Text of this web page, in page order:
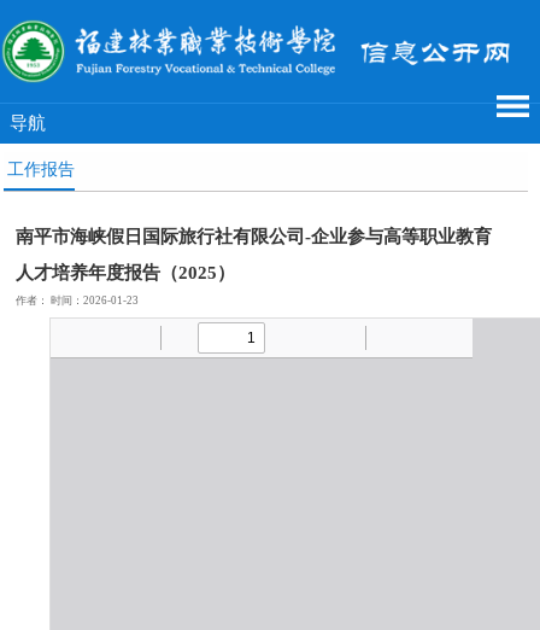
导航
工作报告
南平市海峡假日国际旅行社有限公司-企业参与高等职业教育
人才培养年度报告（2025）
作者： 时间：2026-01-23